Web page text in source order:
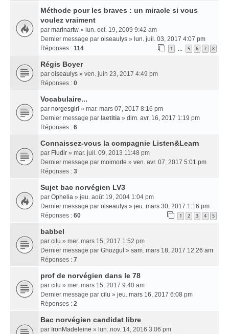
Méthode pour les braves : un miracle si vous
voulez vraiment
par marinartw » lun. oct. 19, 2009 9:42 am
Dernier message par oiseaulys » lun. juil. 03, 2017 4:07 pm
Réponses : 114 1 … 5 6 7 8
Régis Boyer
par oiseaulys » ven. juin 23, 2017 4:49 pm
Réponses : 0
Vocabulaire...
par norgesgirl » mar. mars 07, 2017 8:16 pm
Dernier message par laetitia » dim. avr. 16, 2017 1:19 pm
Réponses : 6
Connaissez-vous la compagnie Listen&Learn
par Fludir » mar. juil. 09, 2013 11:48 pm
Dernier message par moimorte » ven. avr. 07, 2017 5:01 pm
Réponses : 3
Sujet bac norvégien LV3
par Ophelia » jeu. août 19, 2004 1:04 pm
Dernier message par oiseaulys » jeu. mars 30, 2017 1:16 pm
Réponses : 60 1 2 3 4 5
babbel
par cilu » mer. mars 15, 2017 1:52 pm
Dernier message par Ghozgul » sam. mars 18, 2017 12:26 am
Réponses : 7
prof de norvégien dans le 78
par cilu » mer. mars 15, 2017 9:40 am
Dernier message par cilu » jeu. mars 16, 2017 6:08 pm
Réponses : 2
Bac norvégien candidat libre
par IronMadeleine » lun. nov. 14, 2016 3:06 pm